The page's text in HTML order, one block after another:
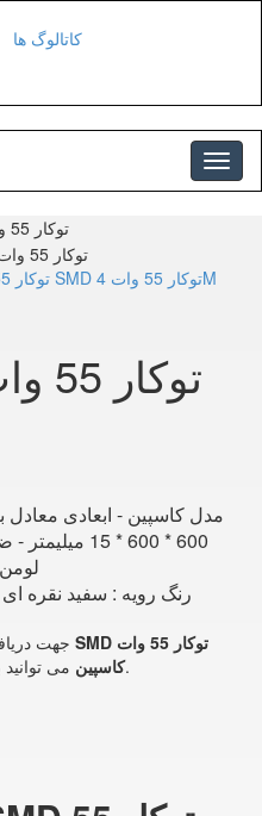
کاتالوگ ها
چراغ SMD توکار 55 وات کاسپین
کشور سازنده : ایران برند : 4M رنگ رویه : سفید نقره ای
جهت
کاسپینمی توانید با همکاران ما تماس حاصل فرمایید.